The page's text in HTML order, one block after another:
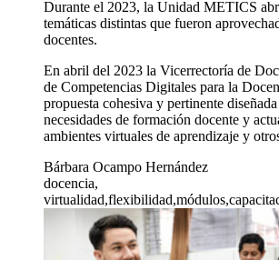
Durante el 2023, la Unidad METICS
temáticas distintas que fueron
docentes.
En abril del 2023 la Vicerrectoría de
de Competencias Digitales para la
propuesta cohesiva y pertinente
necesidades de formación docente y
ambientes virtuales de aprendizaje y
Bárbara Ocampo Hernández
docencia,